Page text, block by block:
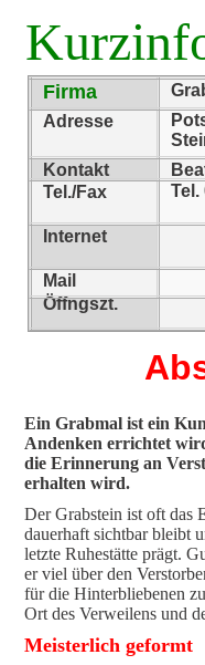
Ein Grabmal ist ein
Andenken errichtet
die Erinnerung an
erhalten wird.
Der Grabstein ist oft das
dauerhaft sichtbar bleibt
letzte Ruhestätte prägt.
er viel über den
für die Hinterbliebenen
Ort des Verweilens und
Meisterlich geformt
Firma
Adresse
Kontakt
Tel./Fax
Tel.
Internet
Mail
Öffngszt.